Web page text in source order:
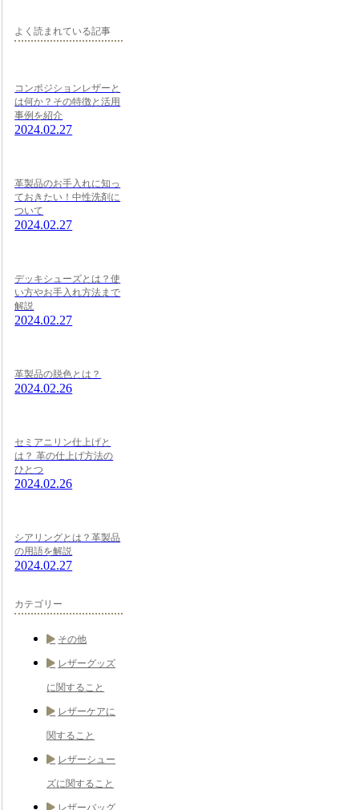
よく読まれている記事
コンポジションレザーと
は何か？その特徴と活用
事例を紹介
2024.02.27
革製品のお手入れに知っ
ておきたい！中性洗剤に
ついて
2024.02.27
デッキシューズとは？使
い方やお手入れ方法まで
解説
2024.02.27
革製品の脱色とは？
2024.02.26
セミアニリン仕上げと
は？ 革の仕上げ方法の
ひとつ
2024.02.26
シアリングとは？革製品
の用語を解説
2024.02.27
カテゴリー
その他
レザーグッズ
に関すること
レザーケアに
関すること
レザーシュー
ズに関すること
レザーバッグ